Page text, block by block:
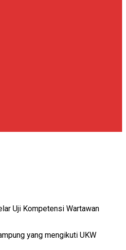
Uji Kompetensi Wartawan
yang mengikuti UKW